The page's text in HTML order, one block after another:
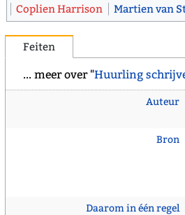
Coplien Harrison
Martien van
Feiten
... meer over "Huurling
Auteur
Bron
Daarom in één regel